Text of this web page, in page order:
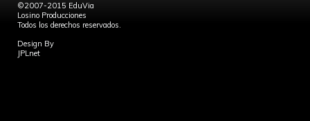
©2007-2015 EduVia
Losino Producciones
Todos los derechos reservados.
Design By
JPLnet